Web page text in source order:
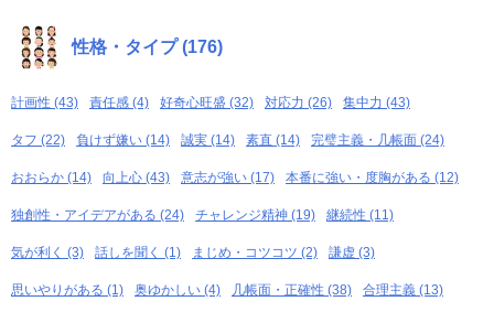
性格・タイプ (176)
計画性 (43) 責任感 (4) 好奇心旺盛 (32) 対応力 (26) 集中力 (43)
タフ (22) 負けず嫌い (14) 誠実 (14) 素直 (14) 完璧主義・几帳面 (24)
おおらか (14) 向上心 (43) 意志が強い (17) 本番に強い・度胸がある (12)
独創性・アイデアがある (24) チャレンジ精神 (19) 継続性 (11)
気が利く (3) 話しを聞く (1) まじめ・コツコツ (2) 謙虚 (3)
思いやりがある (1) 奥ゆかしい (4) 几帳面・正確性 (38) 合理主義 (13)